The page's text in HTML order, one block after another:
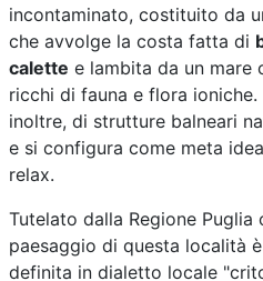
incontaminato, costituito da
che avvolge la costa fatta di
calette e lambita da un mare
ricchi di fauna e flora
inoltre, di strutture balneari
e si configura come meta
relax.
Tutelato dalla Regione Puglia
paesaggio di questa località
definita in dialetto locale